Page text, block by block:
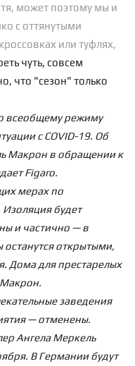
может поэтому мы и
с оттянутыми
или туфлях,
чуть, совсем
что "сезон" только
всеобщему режиму
с COVID-19. Об
Макрон в обращении к
Figaro.
мерах по
будет
и частично — в
открытыми,
Дома для престарелых
заведения
— отменены.
Ангела Меркель
В Германии будут